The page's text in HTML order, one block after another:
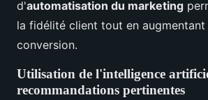
d'automatisation du marketing
la fidélité client tout en
conversion.
Utilisation de l'intelligence
recommandations pertinentes